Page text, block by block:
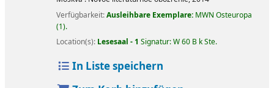
Verfügbarkeit:Ausleihbare Exemplare: MWN Osteuropa
(1).
Location(s): Lesesaal - 1 Signatur:W 60 B k Ste.
In Liste speichern